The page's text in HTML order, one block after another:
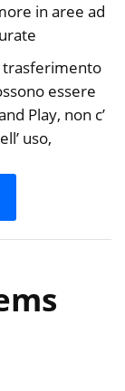
in aree ad
trasferimento
essere
Play, non c’
uso,